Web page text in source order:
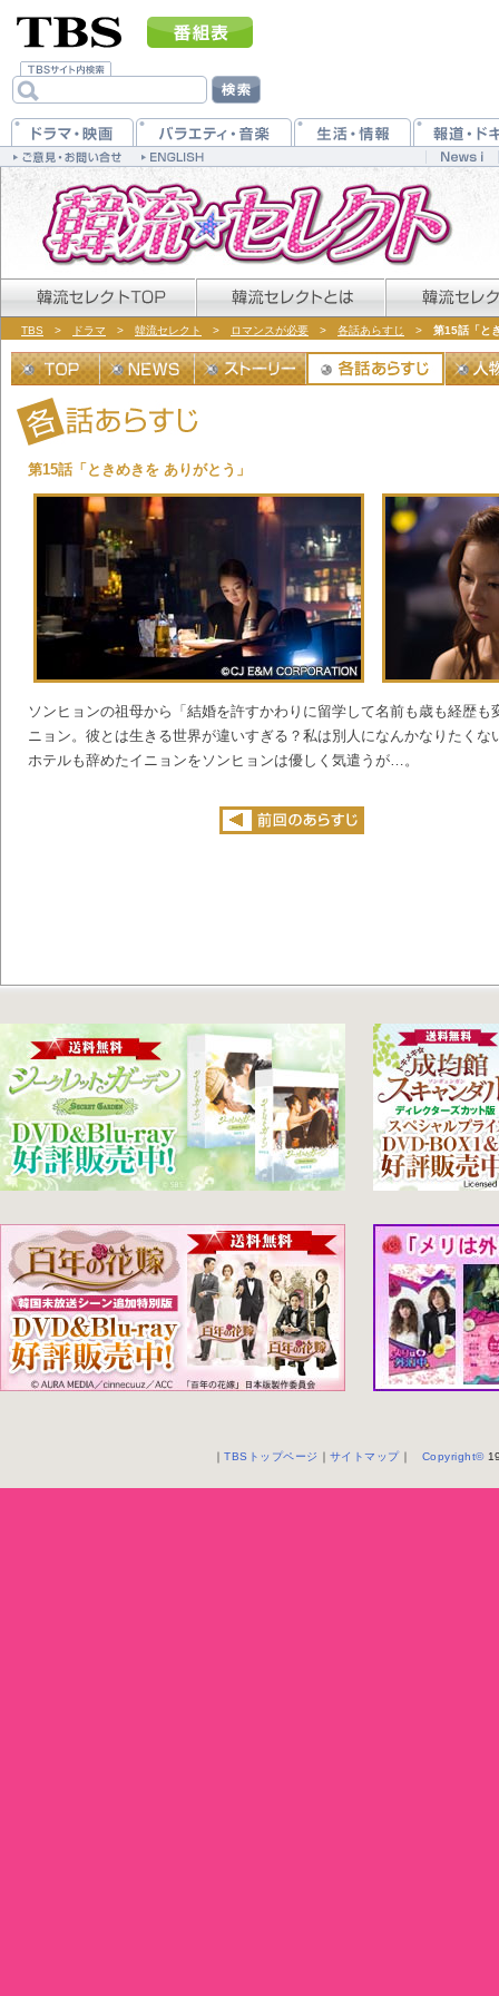
TBS > ドラマ > 韓流セレクト > ロマンスが必要 > 各話あらすじ > 第15話「と
第15話「ときめきを ありがとう」
ソンヒョンの祖母から「結婚を許すかわりに留学して名前も歳も経歴
ニョン。彼とは生きる世界が違いすぎる？私は別人になんかなりたく
ホテルも辞めたイニョンをソンヒョンは優しく気遣うが…。
｜TBSトップページ ｜ サイトマップ｜ Copyright©